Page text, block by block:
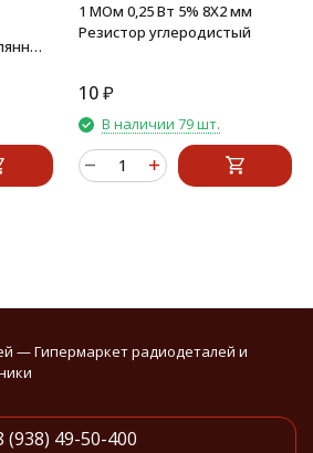
1 МОм 0,25 Вт 5% 8X2 мм
Резистор углеродистый
10 ₽
В наличии 79 шт.
— Гипермаркет радиодеталей и
(938) 49-50-400